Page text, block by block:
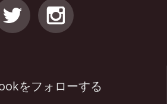
をフォローする